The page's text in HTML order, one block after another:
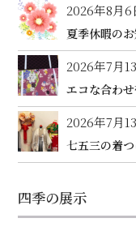
2026年8月6
夏季休暇の
2026年7月
エコな合わ
2026年7月
七五三の着
四季の展示